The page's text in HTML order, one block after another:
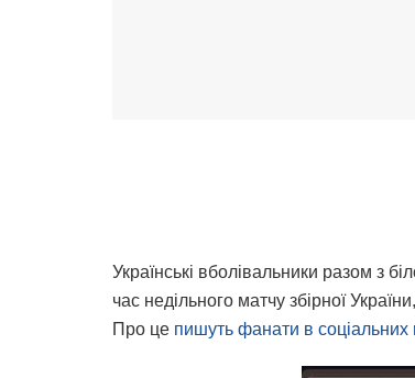
Українські вболівальники разом з
час недільного матчу збірної
Про це пишуть фанати в